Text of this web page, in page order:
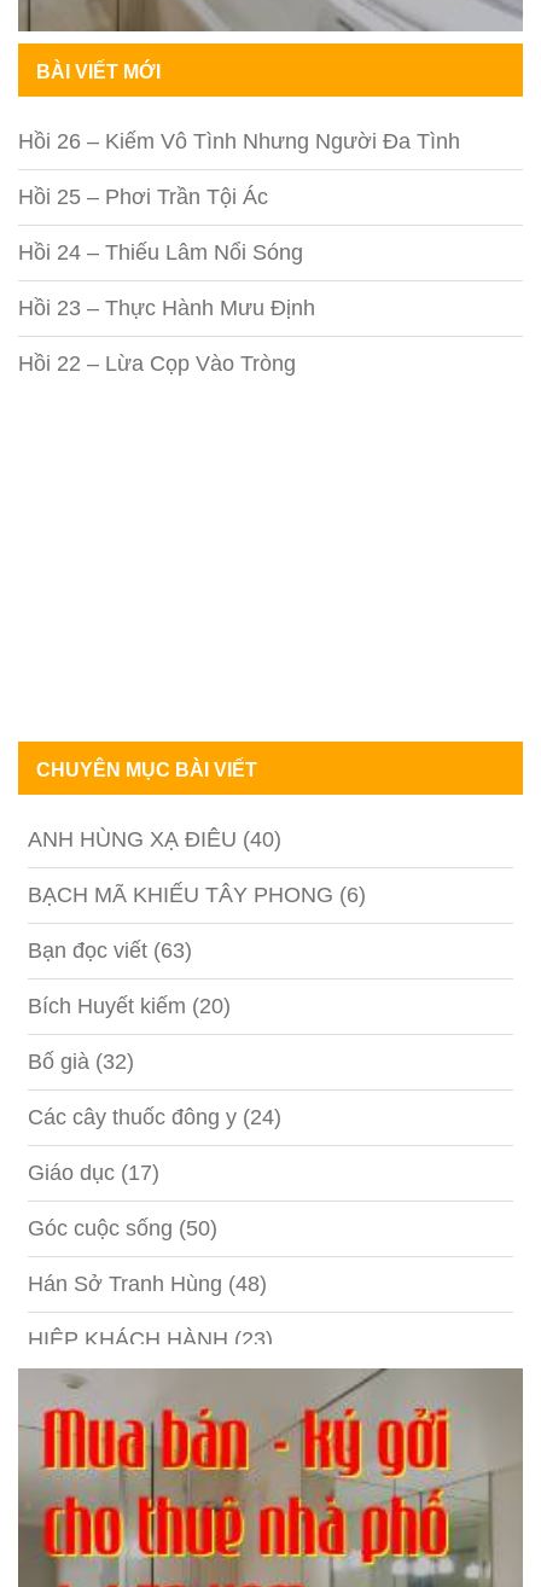
BÀI VIẾT MỚI
Hồi 26 – Kiếm Vô Tình Nhưng Người Đa Tình
Hồi 25 – Phơi Trần Tội Ác
Hồi 24 – Thiếu Lâm Nổi Sóng
Hồi 23 – Thực Hành Mưu Định
Hồi 22 – Lừa Cọp Vào Tròng
CHUYÊN MỤC BÀI VIẾT
ANH HÙNG XẠ ĐIÊU (40)
BẠCH MÃ KHIẾU TÂY PHONG (6)
Bạn đọc viết (63)
Bích Huyết kiếm (20)
Bố già (32)
Các cây thuốc đông y (24)
Giáo dục (17)
Góc cuộc sống (50)
Hán Sở Tranh Hùng (48)
HIỆP KHÁCH HÀNH (23)
Hồng lâu mộng
(1)
Kỹ năng(18)
Liên Thành quyết(13)